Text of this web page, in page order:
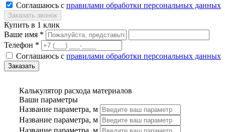
Соглашаюсь с правилами обработки персональных данных
Купить в 1 клик
Ваше имя *
Телефон *
Соглашаюсь с правилами обработки персональных данных
Калькулятор расхода материалов
Ваши параметры
Название параметра, м
Название параметра, м
Название параметра, м